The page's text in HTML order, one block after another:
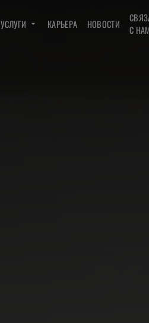
УСЛУГИ КАРЬЕРА НОВОСТИ
С